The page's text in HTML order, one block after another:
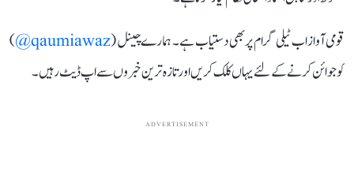
قومی آواز اب ٹیلی گرام پر بھی دستیاب ہے۔ ہمارے چینل (qaumiawaz@
)
کو جوائن کرنے کے لئے یہاں کلک کریں اور تازہ ترین خبروں سے اپ ڈیٹ رہیں۔
ADVERTISEMENT